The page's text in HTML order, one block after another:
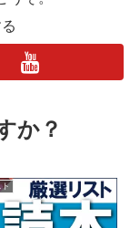
か？
ト